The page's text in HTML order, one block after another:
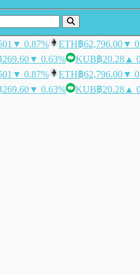
▼ 0.87% ETH฿62,796.00▼
269.60▼ 0.63% KUB฿20.28 ▲
▼ 0.87% ETH฿62,796.00▼
269.60▼ 0.63% KUB฿20.28 ▲